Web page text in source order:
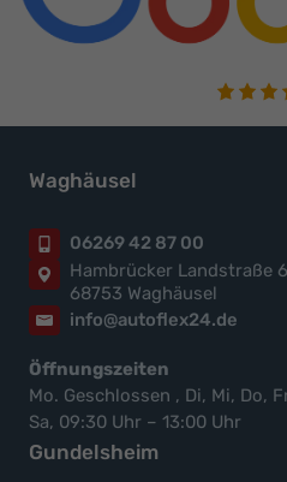
Waghäusel
06269 42 87 00
Hambrücker Landstraße
68753 Waghäusel
info@autoflex24.de
Öffnungszeiten
Mo. Geschlossen , Di, Mi, Do,
Sa, 09:30 Uhr – 13:00 Uhr
Gundelsheim